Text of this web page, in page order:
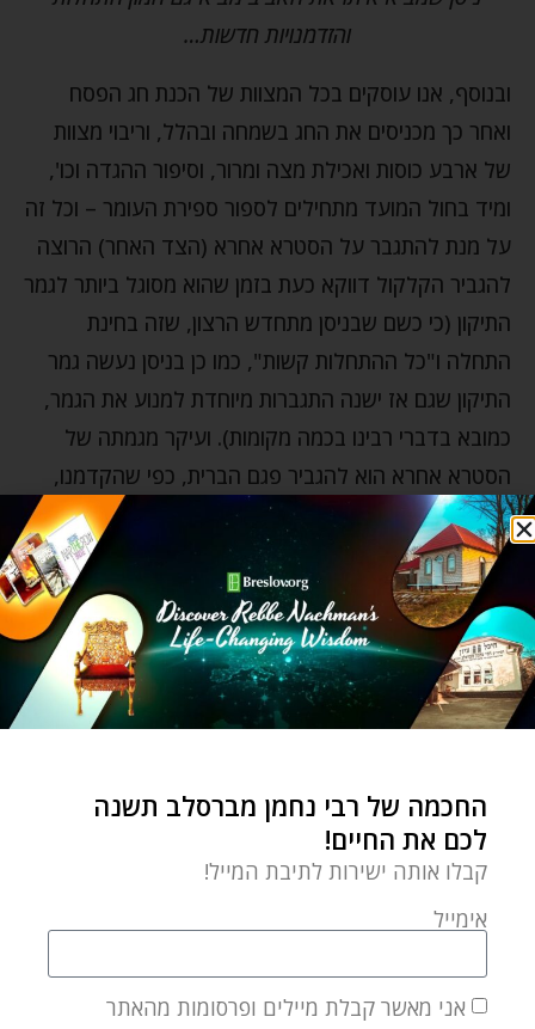
והזדמנויות חדשות…
ובנוסף, אנו עוסקים בכל המצוות של הכנת חג הפסח
ואחר כך מכניסים את החג בשמחה ובהלל, וריבוי מצוות
של ארבע כוסות ואכילת מצה ומרור, וסיפור ההגדה וכו',
ומיד בחול המועד מתחילים לספור ספירת העומר – וכל זה
על מנת להתגבר על הסטרא אחרא (הצד האחר) הרוצה
להגביר הקלקול דווקא כעת בזמן שהוא מסוגל ביותר לגמר
התיקון (כי כשם שבניסן מתחדש הרצון, שזה בחינת
התחלה ו"כל ההתחלות קשות", כמו כן בניסן נעשה גמר
התיקון שגם אז ישנה התגברות מיוחדת למנוע את הגמר,
כמובא בדברי רבינו בכמה מקומות). ועיקר מגמתה של
הסטרא אחרא הוא להגביר פגם הברית, כפי שהקדמנו,
שכאשר מתגדלת ומתקנת האמונה מיד עולים עם זה
הגרים שהם כלל השמנונית והלחות המרמזים על התאוות,
ובעיקר על תאוות הניאוף.
לכן קבע לנו הקב"ה כל כך הרבה מצוות להיות עסוקים
בהן בחודש זה, ועל ידי כך נינצל מהרהורים ומהתגברות
התאוות כי פשוט אין לנו פנאי לך, כמו שאמר החכם – אין
הלכות איורי ביאה כ"ד). וכן נאמר – טוב תורה עם דרך
ארץ שיגיעת שניהם משכחת עוון, וכפי שידוע ומובן במוחש
שכאשר האדם עסוק אין לו פנאי לחשוב במחשבת עוון,
לכן השעמום הוא דבר כה מסוכן כידוע לכולם.
וכל זה הוא ההתחלה הכי טובה לזמן הקיץ הממשמש ובא
עלינו לטובה ולששון ולשמחה, מתוך בריאות הנפש והגוף,
החכמה של רבי נחמן מברסלב תשנה
לכם את החיים!
קבלו אותה ישירות לתיבת המייל!
אימייל
אני מאשר קבלת מיילים ופרסומות מהאתר